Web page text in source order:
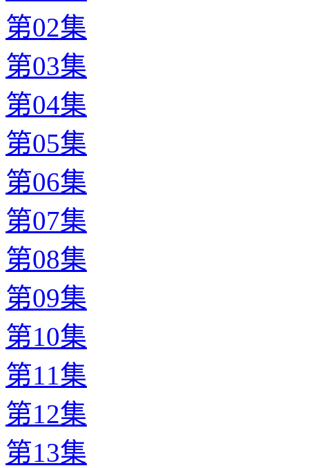
第02集
第03集
第04集
第05集
第06集
第07集
第08集
第09集
第10集
第11集
第12集
第13集